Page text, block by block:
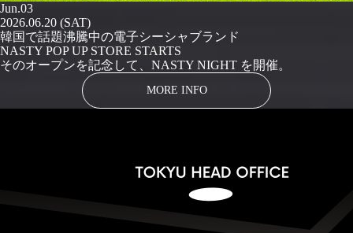
Jun.03
2026.06.20 (SAT)
韓国で話題沸騰中の電子シーシャブランド
NASTY POP UP STORE STARTS
そのオープンを記念して、NASTY NIGHT を開催。
MORE INFO